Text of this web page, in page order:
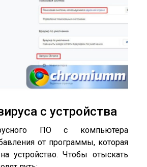
с устройства
ПО с компьютера
от программы, которая
устройство. Чтобы отыскать